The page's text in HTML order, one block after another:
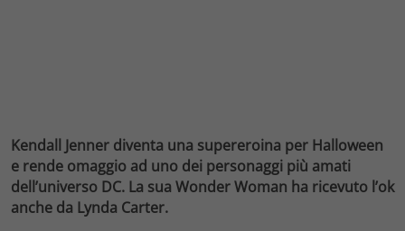
Kendall Jenner diventa una supereroina per Halloween
e rende omaggio ad uno dei personaggi più amati
dell’universo DC. La sua Wonder Woman ha ricevuto l’ok
anche da Lynda Carter.